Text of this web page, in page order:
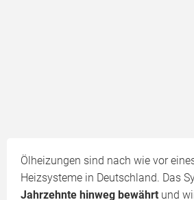
Ölheizungen sind nach wie vor
Heizsysteme in Deutschland. Das
Jahrzehnte hinweg bewährt und